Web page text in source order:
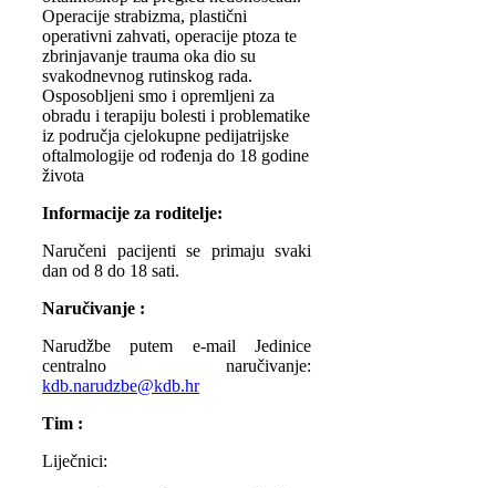
Operacije strabizma, plastični
operativni zahvati, operacije ptoza te
zbrinjavanje trauma oka dio su
svakodnevnog rutinskog rada.
Osposobljeni smo i opremljeni za
obradu i terapiju bolesti i problematike
iz područja cjelokupne pedijatrijske
oftalmologije od rođenja do 18 godine
života
Informacije za roditelje:
Naručeni pacijenti se primaju svaki
dan od 8 do 18 sati.
Naručivanje :
Narudžbe putem e-mail Jedinice
centralno naručivanje:
kdb.narudzbe@kdb.hr
Tim :
Liječnici: